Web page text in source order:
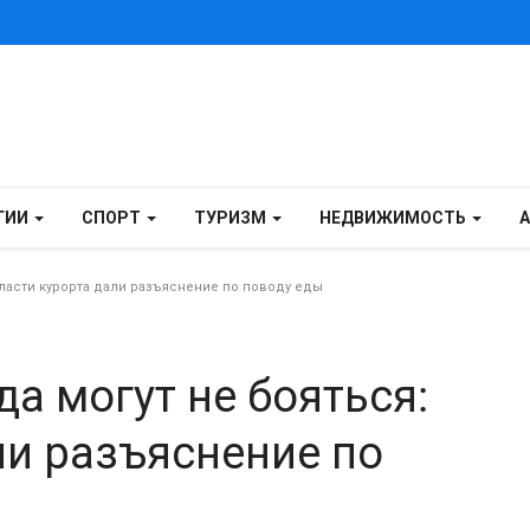
СПОРТ ТУРИЗМ НЕДВИЖИМОСТЬ
курорта дали разъяснение по поводу еды
могут не бояться:
разъяснение по